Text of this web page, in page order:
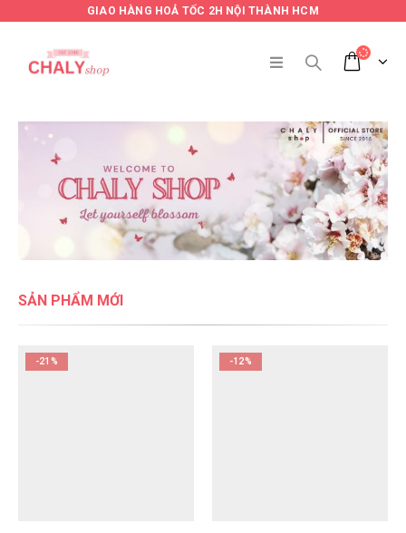
GIAO HÀNG HOẢ TỐC 2H NỘI THÀNH HCM
SẢN PHẨM MỚI
-21% -12%